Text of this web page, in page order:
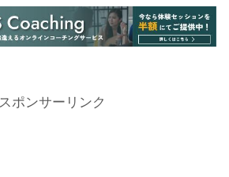
スポンサーリンク